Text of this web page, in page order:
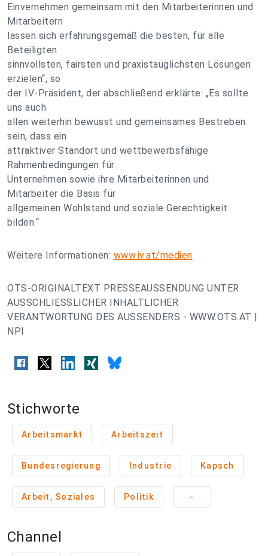
Einvernehmen gemeinsam mit den Mitarbeiterinnen und
Mitarbeitern
lassen sich erfahrungsgemäß die besten, für alle
Beteiligten
sinnvollsten, fairsten und praxistauglichsten Lösungen
erzielen“, so
der IV-Präsident, der abschließend erklärte: „Es sollte
uns auch
allen weiterhin bewusst und gemeinsames Bestreben
sein, dass ein
attraktiver Standort und wettbewerbsfähige
Rahmenbedingungen für
Unternehmen sowie ihre Mitarbeiterinnen und
Mitarbeiter die Basis für
allgemeinen Wohlstand und soziale Gerechtigkeit
bilden.“
Weitere Informationen: www.iv.at/medien
OTS-ORIGINALTEXT PRESSEAUSSENDUNG UNTER
AUSSCHLIESSLICHER INHALTLICHER
VERANTWORTUNG DES AUSSENDERS - WWW.OTS.AT |
NPI
Stichworte
Arbeitsmarkt Arbeitszeit
Bundesregierung Industrie Kapsch
Arbeit, Soziales Politik -
Channel